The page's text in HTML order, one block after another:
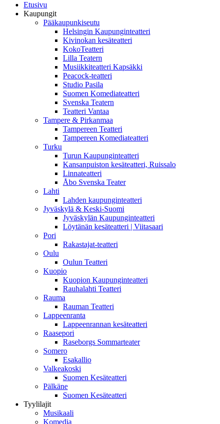
Etusivu
Kaupungit
Pääkaupunkiseutu
Helsingin Kaupunginteatteri
Kivinokan kesäteatteri
KokoTeatteri
Lilla Teatern
Musiikkiteatteri Kapsäkki
Peacock-teatteri
Studio Pasila
Suomen Komediateatteri
Svenska Teatern
Teatteri Vantaa
Tampere & Pirkanmaa
Tampereen Teatteri
Tampereen Komediateatteri
Turku
Turun Kaupunginteatteri
Kansanpuiston kesäteatteri, Ruissalo
Linnateatteri
Åbo Svenska Teater
Lahti
Lahden kaupunginteatteri
Jyväskylä & Keski-Suomi
Jyväskylän Kaupunginteatteri
Löytänän kesäteatteri | Viitasaari
Pori
Rakastajat-teatteri
Oulu
Oulun Teatteri
Kuopio
Kuopion Kaupunginteatteri
Rauhalahti Teatteri
Rauma
Rauman Teatteri
Lappeenranta
Lappeenrannan kesäteatteri
Raasepori
Raseborgs Sommarteater
Somero
Esakallio
Valkeakoski
Suomen Kesäteatteri
Pälkäne
Suomen Kesäteatteri
Tyylilajit
Musikaali
Komedia